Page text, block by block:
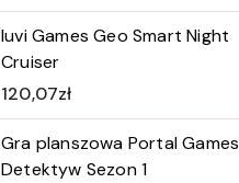
Iuvi Games Geo Smart Night
Cruiser
120,07zł
Gra planszowa Portal Games
Detektyw Sezon 1